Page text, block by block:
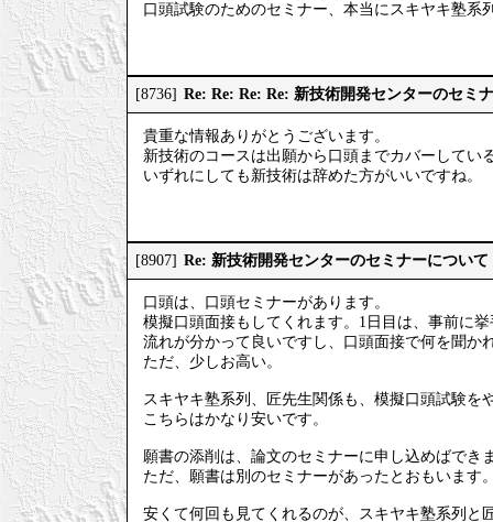
口頭試験のためのセミナー、本当にスキヤキ塾系
[8736] Re: Re: Re: Re: 新技術開発センターのセミ
貴重な情報ありがとうございます。
新技術のコースは出願から口頭までカバーしてい
いずれにしても新技術は辞めた方がいいですね。
[8907] Re: 新技術開発センターのセミナーについて
口頭は、口頭セミナーがあります。
模擬口頭面接もしてくれます。1日目は、事前に
流れが分かって良いですし、口頭面接で何を聞か
ただ、少しお高い。
スキヤキ塾系列、匠先生関係も、模擬口頭試験を
こちらはかなり安いです。
願書の添削は、論文のセミナーに申し込めばでき
ただ、願書は別のセミナーがあったとおもいま
安くて何回も見てくれるのが、スキヤキ塾系列と